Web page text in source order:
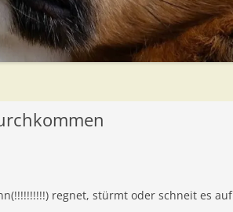
regnet, stürmt oder schneit es auf